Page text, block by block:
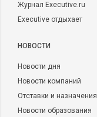
Журнал Executive.ru
Executive отдыхает
НОВОСТИ
Новости дня
Новости компаний
Отставки и назначения
Новости образования